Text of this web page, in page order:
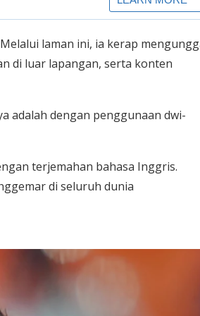
laman ini, ia kerap
di luar lapangan, serta konten
adalah dengan penggunaan dwi-
terjemahan bahasa Inggris.
di seluruh dunia